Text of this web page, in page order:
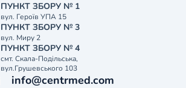
ПУНКТ ЗБОРУ № 1
вул. Героїв УПА 15
ПУНКТ ЗБОРУ № 3
вул. Миру 2
ПУНКТ ЗБОРУ № 4
смт. Скала-Подільська,
вул.Грушевського 103
info@centrmed.com